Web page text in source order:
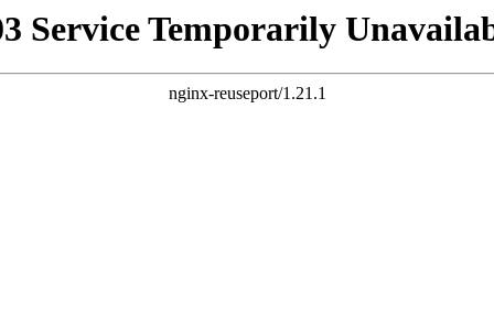
Service Temporarily
nginx-reuseport/1.21.1